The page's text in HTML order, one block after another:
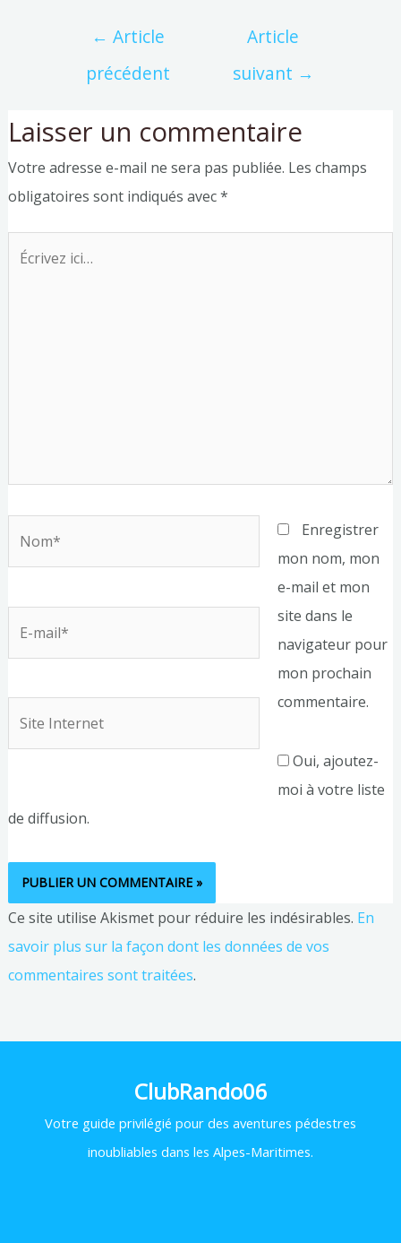
← Article
précédent
Article
suivant →
Laisser un commentaire
Votre adresse e-mail ne sera pas publiée. Les champs
obligatoires sont indiqués avec*
Écrivez
Enregistrer
mon nom, mon
e-mail et mon
site dans le
navigateur pour
mon prochain
commentaire.
Oui, ajoutez-
moi à votre liste
de diffusion.
Ce site utilise Akismet pour réduire les indésirables. En
savoir plus sur la façon dont les données de vos
commentaires sont traitées.
ClubRando06
Votre guide privilégié pour des aventures pédestres
inoubliables dans les Alpes-Maritimes.